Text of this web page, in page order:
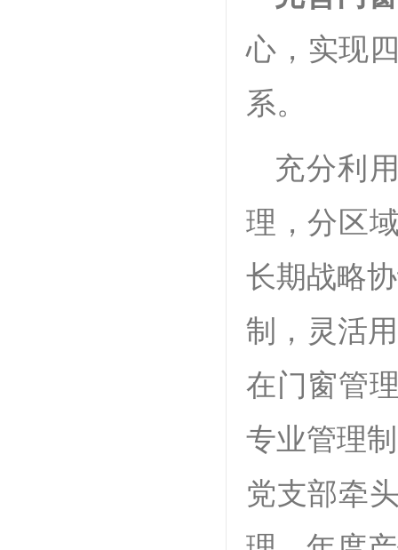
心，实现
系。
充分利
理，分区
长期战略
制，灵活
在门窗管
专业管理
党支部牵